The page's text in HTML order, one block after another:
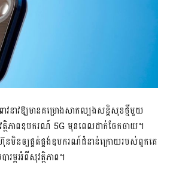
វនាវឱ្យមានគម្រោងសាកល្បងសន្តិសុខថ្មីមួយ
ថិភាពឧបករណ៍ 5G មុនពេលដាក់ចែកចាយ។
នមិនឲ្យផ្គត់ផ្គង់ឧបករណ៍ជំនាន់ក្រោយរបស់ពួកគេ
ម្ភអំពីសុវត្ថិភាព។